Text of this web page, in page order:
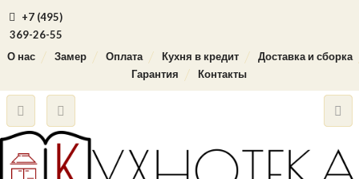
+7 (495)
369-26-55
О нас
Замер Оплата Кухня в кредит
Доставка и сборка
Гарантия
Контакты